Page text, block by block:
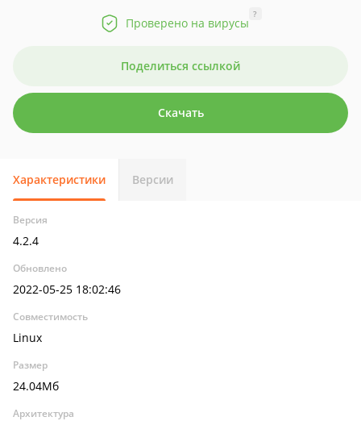
Проверено на вирусы
?
Поделиться ссылкой
Скачать
Характеристики Версии
Версия
4.2.4
Обновлено
2022-05-25 18:02:46
Совместимость
Linux
Размер
24.04Мб
Архитектура